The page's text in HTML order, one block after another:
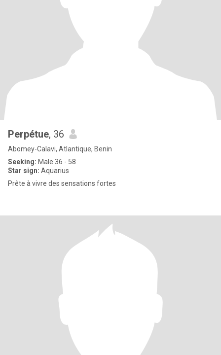
Perpétue, 36
Abomey-Calavi, Atlantique, Benin
Seeking: Male 36 - 58
Star sign: Aquarius
Prête à vivre des sensations fortes